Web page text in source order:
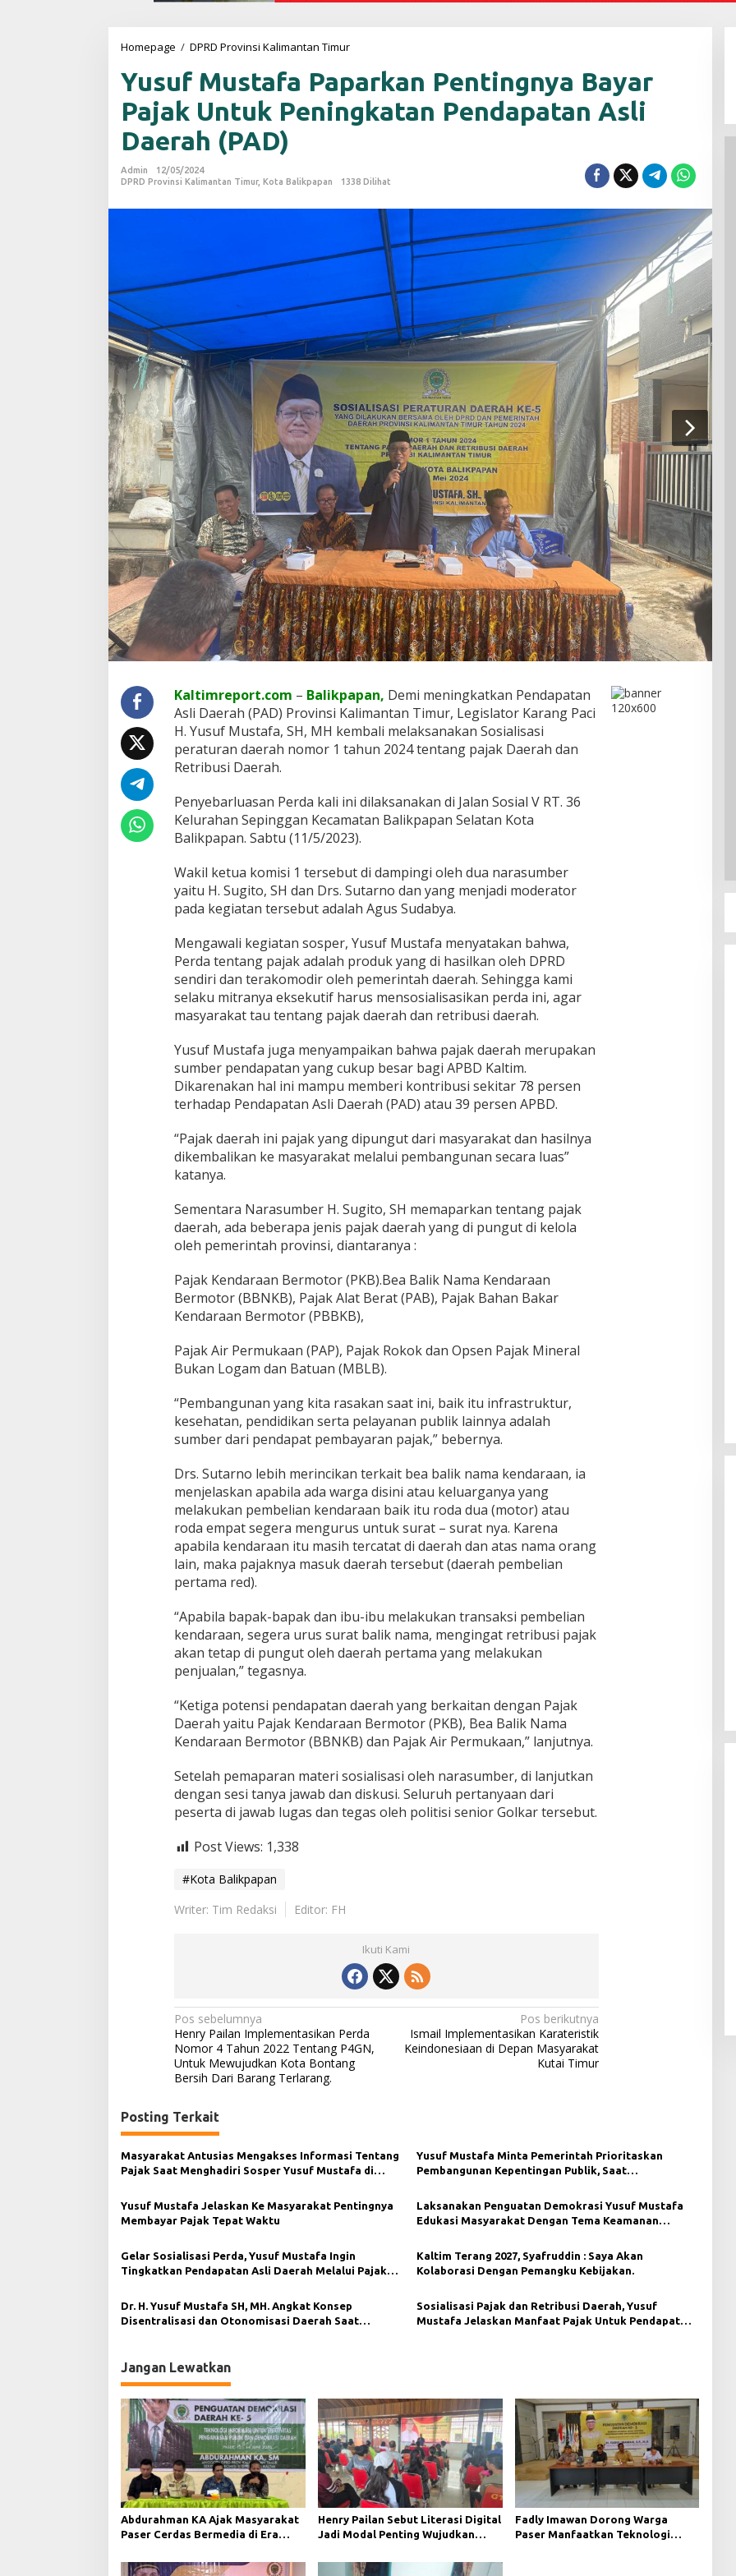
Homepage / DPRD Provinsi Kalimantan Timur
s
u
f
M
a
a
p
k
P
e
i
n
g
n
y
a
B
a
y
a
r
a
j
a
k
U
n
k
P
e
i
k
a
t
a
P
e
n
p
a
t
a
n
A
l
i
D
e
a
h
D
)
Yusuf Mustafa Paparkan Pentingnya Bayar
Pajak Untuk Peningkatan Pendapatan Asli
Daerah (PAD)
Admin
12/05/2024
DPRD Provinsi Kalimantan Timur, Kota Balikpapan 1338 Dilihat
Kaltimreport.com – Balikpapan, Demi meningkatkan Pendapatan
Asli Daerah (PAD) Provinsi Kalimantan Timur, Legislator Karang Paci
H. Yusuf Mustafa, SH, MH kembali melaksanakan Sosialisasi
peraturan daerah nomor 1 tahun 2024 tentang pajak Daerah dan
Retribusi Daerah.
Penyebarluasan Perda kali ini dilaksanakan di Jalan Sosial V RT. 36
Kelurahan Sepinggan Kecamatan Balikpapan Selatan Kota
Balikpapan. Sabtu (11/5/2023).
Wakil ketua komisi 1 tersebut di dampingi oleh dua narasumber
yaitu H. Sugito, SH dan Drs. Sutarno dan yang menjadi moderator
pada kegiatan tersebut adalah Agus Sudabya.
Mengawali kegiatan sosper, Yusuf Mustafa menyatakan bahwa,
Perda tentang pajak adalah produk yang di hasilkan oleh DPRD
sendiri dan terakomodir oleh pemerintah daerah. Sehingga kami
selaku mitranya eksekutif harus mensosialisasikan perda ini, agar
masyarakat tau tentang pajak daerah dan retribusi daerah.
Yusuf Mustafa juga menyampaikan bahwa pajak daerah merupakan
sumber pendapatan yang cukup besar bagi APBD Kaltim.
Dikarenakan hal ini mampu memberi kontribusi sekitar 78 persen
terhadap Pendapatan Asli Daerah (PAD) atau 39 persen APBD.
“Pajak daerah ini pajak yang dipungut dari masyarakat dan hasilnya
dikembalikan ke masyarakat melalui pembangunan secara luas”
katanya.
Sementara Narasumber H. Sugito, SH memaparkan tentang pajak
daerah, ada beberapa jenis pajak daerah yang di pungut di kelola
oleh pemerintah provinsi, diantaranya :
Pajak Kendaraan Bermotor (PKB).Bea Balik Nama Kendaraan
Bermotor (BBNKB), Pajak Alat Berat (PAB), Pajak Bahan Bakar
Kendaraan Bermotor (PBBKB),
Pajak Air Permukaan (PAP), Pajak Rokok dan Opsen Pajak Mineral
Bukan Logam dan Batuan (MBLB).
“Pembangunan yang kita rasakan saat ini, baik itu infrastruktur,
kesehatan, pendidikan serta pelayanan publik lainnya adalah
sumber dari pendapat pembayaran pajak,” bebernya.
Drs. Sutarno lebih merincikan terkait bea balik nama kendaraan, ia
menjelaskan apabila ada warga disini atau keluarganya yang
melakukan pembelian kendaraan baik itu roda dua (motor) atau
roda empat segera mengurus untuk surat – surat nya. Karena
apabila kendaraan itu masih tercatat di daerah dan atas nama orang
lain, maka pajaknya masuk daerah tersebut (daerah pembelian
pertama red).
“Apabila bapak-bapak dan ibu-ibu melakukan transaksi pembelian
kendaraan, segera urus surat balik nama, mengingat retribusi pajak
akan tetap di pungut oleh daerah pertama yang melakukan
penjualan,” tegasnya.
“Ketiga potensi pendapatan daerah yang berkaitan dengan Pajak
Daerah yaitu Pajak Kendaraan Bermotor (PKB), Bea Balik Nama
Kendaraan Bermotor (BBNKB) dan Pajak Air Permukaan,” lanjutnya.
Setelah pemaparan materi sosialisasi oleh narasumber, di lanjutkan
dengan sesi tanya jawab dan diskusi. Seluruh pertanyaan dari
peserta di jawab lugas dan tegas oleh politisi senior Golkar tersebut.
Post Views: 1,338
#Kota Balikpapan
Writer: Tim Redaksi
Editor: FH
Ikuti Kami
N
a
v
g
a
s
p
o
s
Pos sebelumnya
Henry Pailan Implementasikan Perda
Nomor 4 Tahun 2022 Tentang P4GN,
Untuk Mewujudkan Kota Bontang
Bersih Dari Barang Terlarang.
Pos berikutnya
Ismail Implementasikan Karateristik
Keindonesiaan di Depan Masyarakat
Kutai Timur
Posting Terkait
Masyarakat Antusias Mengakses Informasi Tentang
Pajak Saat Menghadiri Sosper Yusuf Mustafa di
Yusuf Mustafa Minta Pemerintah Prioritaskan
Pembangunan Kepentingan Publik, Saat
Yusuf Mustafa Jelaskan Ke Masyarakat Pentingnya
Membayar Pajak Tepat Waktu
Laksanakan Penguatan Demokrasi Yusuf Mustafa
Edukasi Masyarakat Dengan Tema Keamanan
Gelar Sosialisasi Perda, Yusuf Mustafa Ingin
Tingkatkan Pendapatan Asli Daerah Melalui Pajak
Kaltim Terang 2027, Syafruddin : Saya Akan
Kolaborasi Dengan Pemangku Kebijakan.
Dr. H. Yusuf Mustafa SH, MH. Angkat Konsep
Disentralisasi dan Otonomisasi Daerah Saat
Sosialisasi Pajak dan Retribusi Daerah, Yusuf
Mustafa Jelaskan Manfaat Pajak Untuk Pendapat
Jangan Lewatkan
Abdurahman KA Ajak Masyarakat
Paser Cerdas Bermedia di Era
Henry Pailan Sebut Literasi Digital
Jadi Modal Penting Wujudkan
Fadly Imawan Dorong Warga
Paser Manfaatkan Teknologi